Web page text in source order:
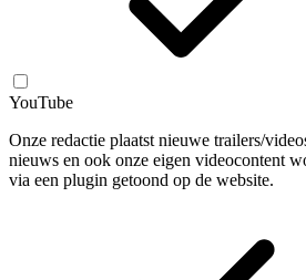
YouTube
Onze redactie plaatst nieuwe trailers/
nieuws en ook onze eigen videocontent
via een plugin getoond op de website.